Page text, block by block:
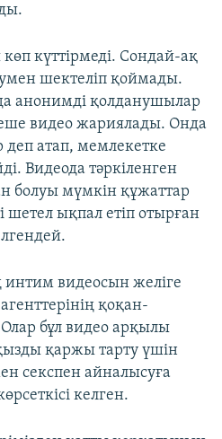
көп күттірмеді. Сондай-ақ
шектеліп қоймады.
анонимді қолданушылар
видео жариялады. Онда
атап, мемлекетке
Видеода тәркіленген
болуы мүмкін құжаттар
шетел ықпал етіп отырған
интим видеосын желіге
қоқан-
бұл видео арқылы
қаржы тарту үшін
секспен айналысуға
келген.